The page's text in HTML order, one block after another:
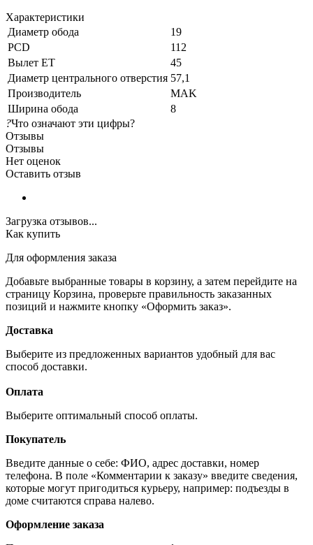
Характеристики
Диаметр обода
19
PCD
112
Вылет ET
45
Диаметр центрального отверстия 57,1
Производитель
MAK
Ширина обода
8
?Что означают эти цифры?
Отзывы
Отзывы
Нет оценок
Оставить отзыв
Загрузка отзывов...
Как купить
Для оформления заказа
Добавьте выбранные товары в корзину, а затем перейдите на
страницу Корзина, проверьте правильность заказанных
позиций и нажмите кнопку «Оформить заказ».
Доставка
Выберите из предложенных вариантов удобный для вас
способ доставки.
Оплата
Выберите оптимальный способ оплаты.
Покупатель
Введите данные о себе: ФИО, адрес доставки, номер
телефона. В поле «Комментарии к заказу» введите сведения,
которые могут пригодиться курьеру, например: подъезды в
доме считаются справа налево.
Оформление заказа